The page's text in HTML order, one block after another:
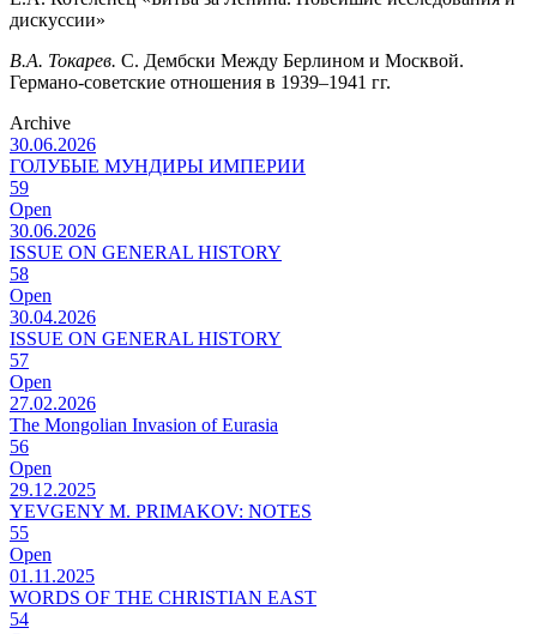
дискуссии»
В.А. Токарев. С. Дембски Между Берлином и Москвой.
Германо-советские отношения в 1939–1941 гг.
Archive
30.06.2026
ГОЛУБЫЕ МУНДИРЫ ИМПЕРИИ
59
Open
30.06.2026
ISSUE ON GENERAL HISTORY
58
Open
30.04.2026
ISSUE ON GENERAL HISTORY
57
Open
27.02.2026
The Mongolian Invasion of Eurasia
56
Open
29.12.2025
YEVGENY M. PRIMAKOV: NOTES
55
Open
01.11.2025
WORDS OF THE CHRISTIAN EAST
54